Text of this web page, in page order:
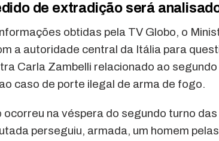
de extradição será
obtidas pela TV Globo, o
a autoridade central da Itália para
Carla Zambelli relacionado ao
caso de porte ilegal de arma de fogo.
ocorreu na véspera do segundo turno
perseguiu, armada, um homem